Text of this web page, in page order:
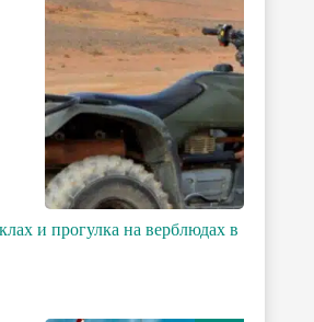
и прогулка на верблюдах в